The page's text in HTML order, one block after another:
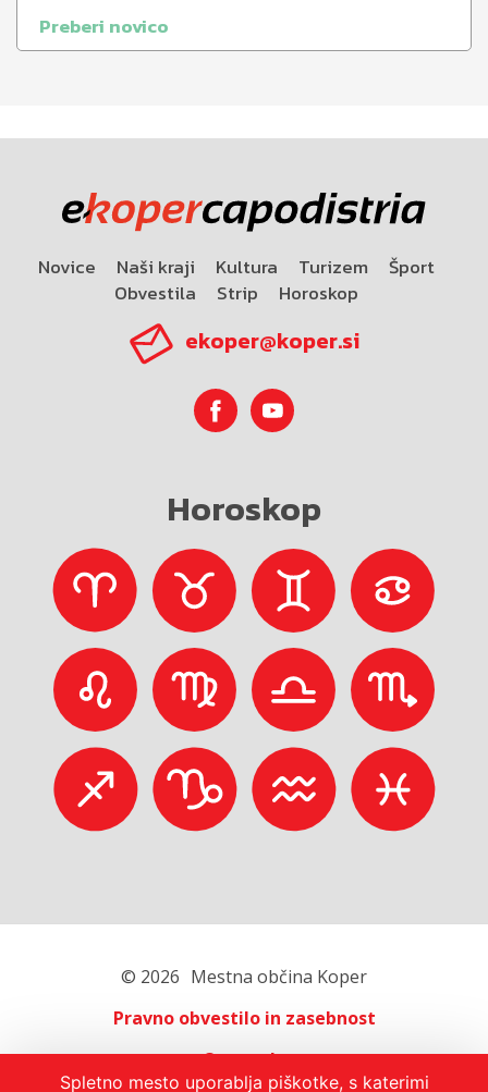
Preberi novico
Novice Naši kraji Kultura Turizem
Šport
Obvestila
Strip Horoskop
ekoper@koper.si
Horoskop
© 2026 Mestna občina Koper
Pravno obvestilo in zasebnost
O portalu
Spletno mesto uporablja piškotke, s katerimi